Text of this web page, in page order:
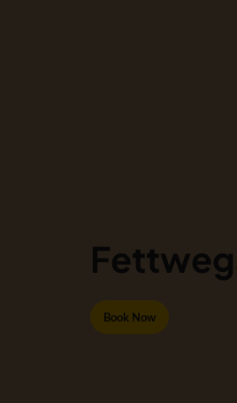
Book Now